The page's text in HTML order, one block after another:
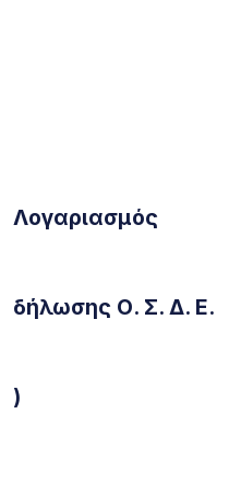
3)
Λογαριασμός
4)
δήλωσης Ο.
)